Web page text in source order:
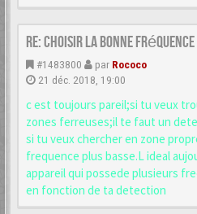
Re: choisir la bonne fréquence
#1483800 par Rococo
21 déc. 2018, 19:00
c est toujours pareil;si tu veux
zones ferreuses;il te faut un
si tu veux chercher en zone
frequence plus basse.L ideal
appareil qui possede plusieurs
en fonction de ta detection